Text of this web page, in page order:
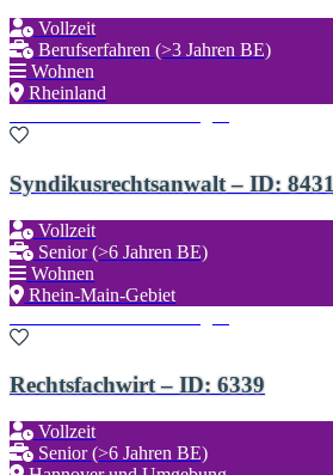
Vollzeit
Berufserfahren (>3 Jahren BE)
Wohnen
Rheinland
Syndikusrechtsanwalt – ID: 8431
Vollzeit
Senior (>6 Jahren BE)
Wohnen
Rhein-Main-Gebiet
Rechtsfachwirt – ID: 6339
Vollzeit
Senior (>6 Jahren BE)